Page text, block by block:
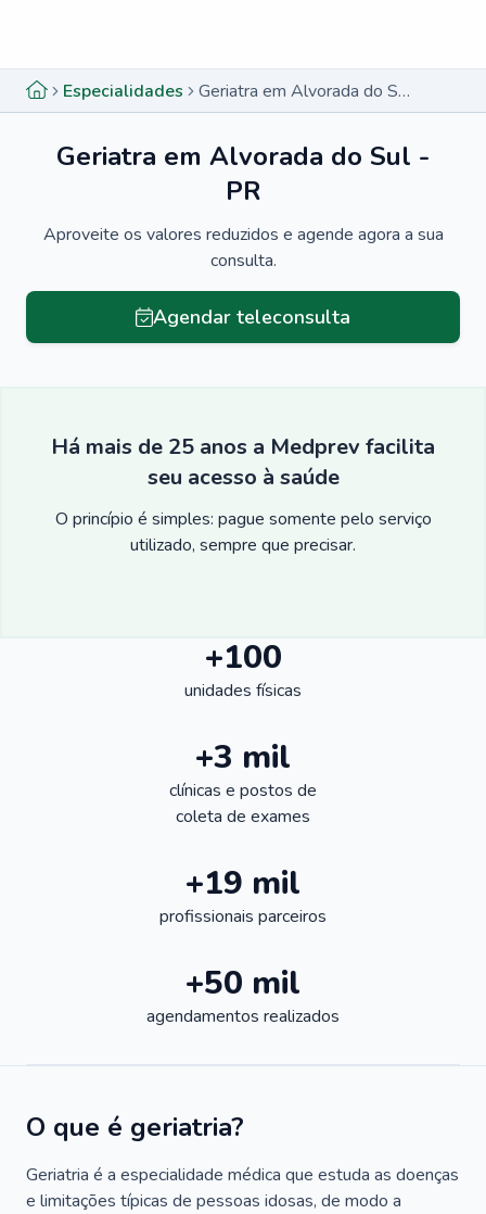
Especialidades Geriatra em Alvorada do Sul - PR
Geriatra em Alvorada do Sul -
PR
Aproveite os valores reduzidos e agende agora a sua
consulta.
Agendar teleconsulta
Há mais de 25 anos a Medprev facilita
seu acesso à saúde
O princípio é simples: pague somente pelo serviço
utilizado, sempre que precisar.
+100
unidades físicas
+3 mil
clínicas e postos de
coleta de exames
+19 mil
profissionais parceiros
+50 mil
agendamentos realizados
O que é geriatria?
Geriatria é a especialidade médica que estuda as doenças
e limitações típicas de pessoas idosas, de modo a